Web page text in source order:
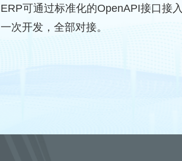
ERP可通过标准化的OpenAPI接口接
一次开发，全部对接。